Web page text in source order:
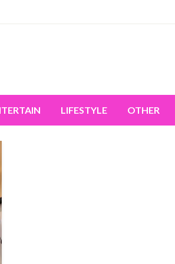
LIFESTYLE OTHER